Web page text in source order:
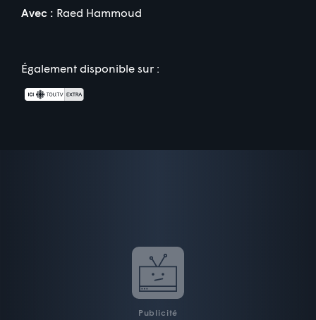
Avec : Raed Hammoud
Également disponible sur :
Publicité